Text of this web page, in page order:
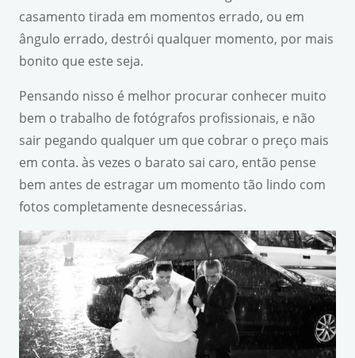
casamento tirada em momentos errado, ou em
ângulo errado, destrói qualquer momento, por mais
bonito que este seja.
Pensando nisso é melhor procurar conhecer muito
bem o trabalho de fotógrafos profissionais, e não
sair pegando qualquer um que cobrar o preço mais
em conta. às vezes o barato sai caro, então pense
bem antes de estragar um momento tão lindo com
fotos completamente desnecessárias.